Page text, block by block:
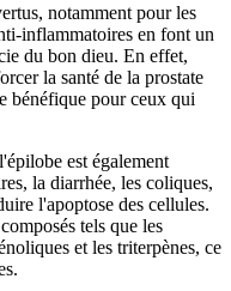
notamment pour les
inflammatoires en font un
du bon dieu. En effet,
la santé de la prostate
bénéfique pour ceux qui
est également
la diarrhée, les coliques,
l'apoptose des cellules.
tels que les
et les triterpènes, ce